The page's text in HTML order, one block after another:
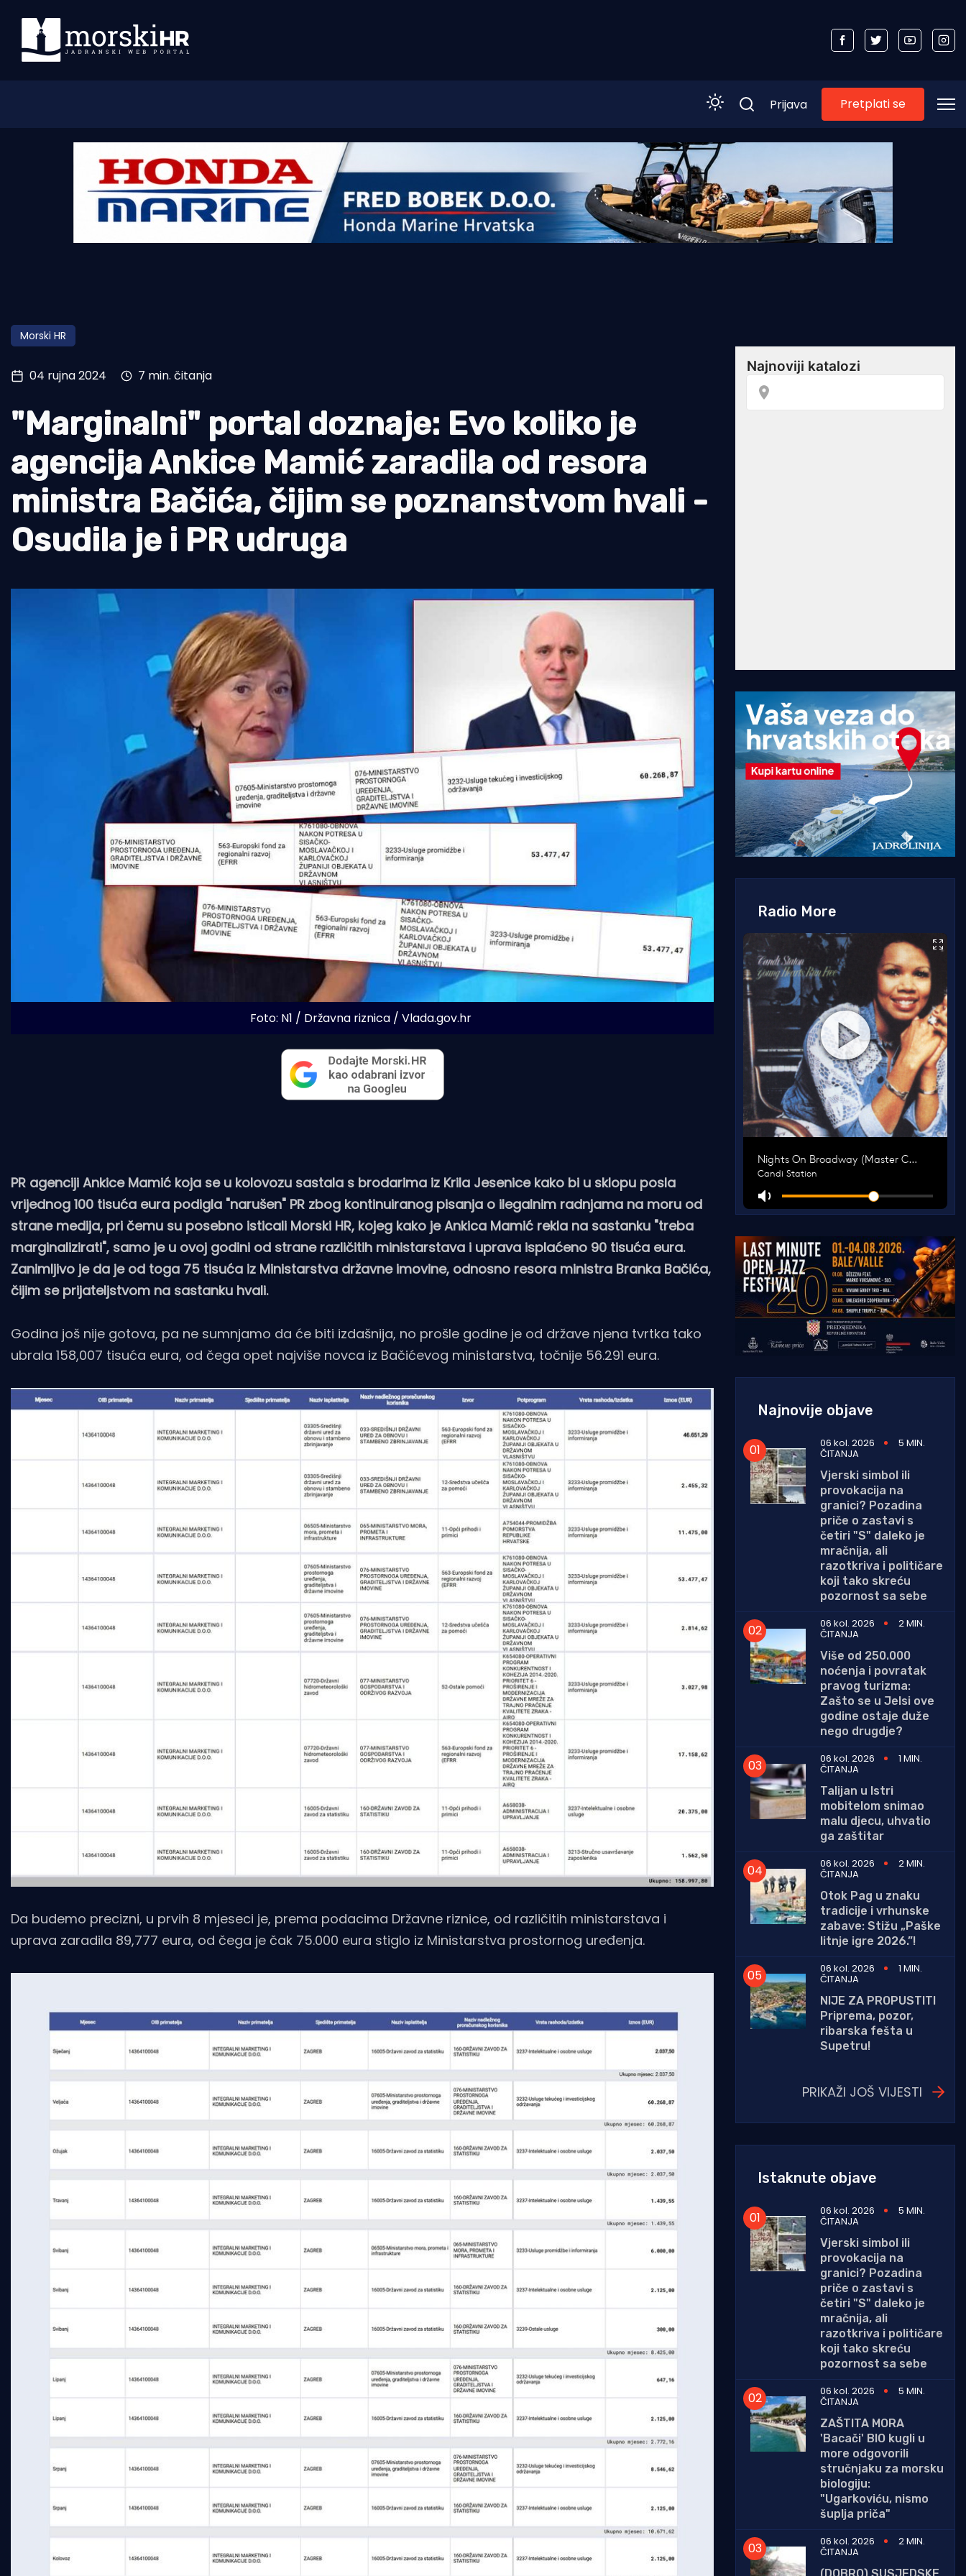
Morski plus
Pomorstvo
Ribolov
Tradicija i kultura
Prijava Pretplati se
Morski HR
04 rujna 2024 7 min. čitanja
"Marginalni" portal doznaje: Evo koliko je
agencija Ankice Mamić zaradila od resora
ministra Bačića, čijim se poznanstvom hvali -
Osudila je i PR udruga
Foto: N1 / Državna riznica / Vlada.gov.hr
PR agenciji Ankice Mamić koja se u kolovozu sastala s brodarima iz Krila Jesenice kako bi u sklopu posla
vrijednog 100 tisuća eura podigla "narušen" PR zbog kontinuiranog pisanja o ilegalnim radnjama na moru od
strane medija, pri čemu su posebno isticali Morski HR, kojeg kako je Ankica Mamić rekla na sastanku "treba
marginalizirati", samo je u ovoj godini od strane različitih ministarstava i uprava isplaćeno 90 tisuća eura.
Zanimljivo je da je od toga 75 tisuća iz Ministarstva državne imovine, odnosno resora ministra Branka Bačića,
čijim se prijateljstvom na sastanku hvali.
Godina još nije gotova, pa ne sumnjamo da će biti izdašnija, no prošle godine je od države njena tvrtka tako
ubrala 158,007 tisuća eura, od čega opet najviše novca iz Bačićevog ministarstva, točnije 56.291 eura.
Da budemo precizni, u prvih 8 mjeseci je, prema podacima Državne riznice, od različitih ministarstava i
uprava zaradila 89,777 eura, od čega je čak 75.000 eura stiglo iz Ministarstva prostornog uređenja.
Radio More
Najnovije objave
06 kol. 2026 5 MIN.
ČITANJA
Vjerski simbol ili
provokacija na
granici? Pozadina
priče o zastavi s
četiri "S" daleko je
mračnija, ali
razotkriva i političare
koji tako skreću
pozornost sa sebe
06 kol. 2026
2 MIN.
ČITANJA
Više od 250.000
noćenja i povratak
pravog turizma:
Zašto se u Jelsi ove
godine ostaje duže
nego drugdje?
06 kol. 2026
1 MIN.
ČITANJA
Talijan u Istri
mobitelom snimao
malu djecu, uhvatio
ga zaštitar
06 kol. 2026
2 MIN.
ČITANJA
Otok Pag u znaku
tradicije i vrhunske
zabave: Stižu „Paške
litnje igre 2026.”!
06 kol. 2026
1 MIN.
ČITANJA
NIJE ZA PROPUSTITI
Priprema, pozor,
ribarska fešta u
Supetru!
PRIKAŽI JOŠ VIJESTI
Istaknute objave
06 kol. 2026 5 MIN.
ČITANJA
Vjerski simbol ili
provokacija na
granici? Pozadina
priče o zastavi s
četiri "S" daleko je
mračnija, ali
razotkriva i političare
koji tako skreću
pozornost sa sebe
06 kol. 2026
5 MIN.
ČITANJA
ZAŠTITA MORA
'Bacači' BIO kugli u
more odgovorili
stručnjaku za morsku
biologiju:
"Ugarkoviću, nismo
šuplja priča"
06 kol. 2026
2 MIN.
ČITANJA
(DOBRO) SUSJEDSKE